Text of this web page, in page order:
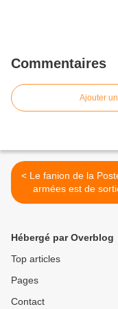
Commentaires
Ajouter
< Le fanion de la Poste aux
armées est de
Hébergé par Overblog
Top articles
Pages
Contact